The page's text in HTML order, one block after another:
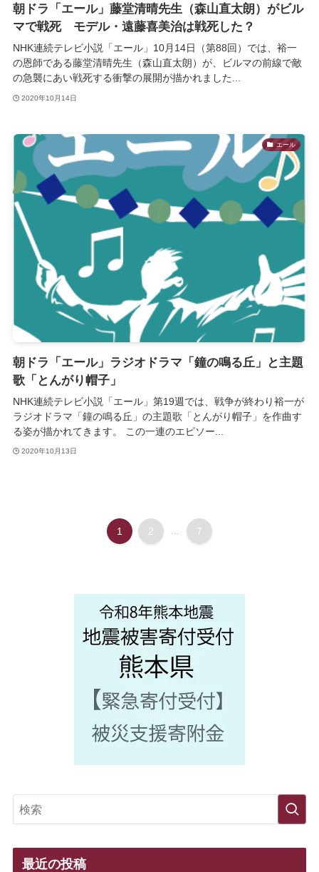
朝ドラ「エール」藤堂清晴先生（森山直太朗）がビル
マで戦死 モデル・遠藤喜美治は戦死した？
NHK連続テレビ小説「エール」10月14日（第88回）では、裕一
の恩師である藤堂清晴先生（森山直太朗）が、ビルマの前線で敵
の急襲にあい戦死する衝撃の展開が描かれました...
2020年10月14日
エール
朝ドラ「エール」ラジオドラマ「鐘の鳴る丘」と主題
歌「とんがり帽子」
NHK連続テレビ小説「エール」第19週では、戦争が終わり裕一が
ラジオドラマ「鐘の鳴る丘」の主題歌「とんがり帽子」を作曲す
る姿が描かれてきます。 この一連のエピソー...
2020年10月13日
1 2 7
最近の投稿